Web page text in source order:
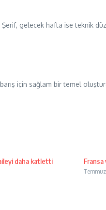
Şerif, gelecek hafta ise teknik
için sağlam bir temel
aileyi daha katletti Fransa